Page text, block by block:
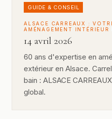
GUIDE & CONSEIL
ALSACE CARREAUX :
AMÉNAGEMENT INTÉRIEUR
14 avril 2026
60 ans d'expertise en
extérieur en Alsace.
bain : ALSACE
global.